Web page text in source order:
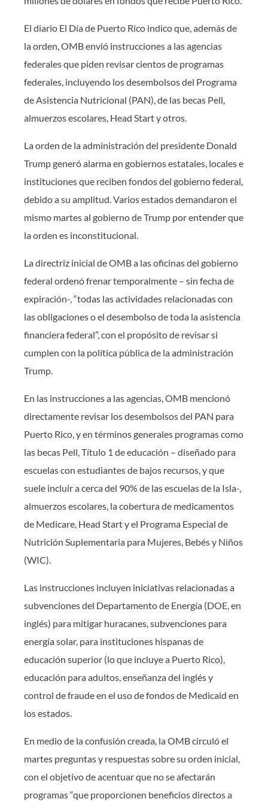
El diario El Día de Puerto Rico indico que, además de
la orden, OMB envió instrucciones a las agencias
federales que piden revisar cientos de programas
federales, incluyendo los desembolsos del Programa
de Asistencia Nutricional (PAN), de las becas Pell,
almuerzos escolares, Head Start y otros.
La orden de la administración del presidente Donald
Trump generó alarma en gobiernos estatales, locales e
instituciones que reciben fondos del gobierno federal,
debido a su amplitud. Varios estados demandaron el
mismo martes al gobierno de Trump por entender que
la orden es inconstitucional.
La directriz inicial de OMB a las oficinas del gobierno
federal ordenó frenar temporalmente – sin fecha de
expiración-, “todas las actividades relacionadas con
las obligaciones o el desembolso de toda la asistencia
financiera federal”, con el propósito de revisar si
cumplen con la política pública de la administración
Trump.
En las instrucciones a las agencias, OMB mencionó
directamente revisar los desembolsos del PAN para
Puerto Rico, y en términos generales programas como
las becas Pell, Título 1 de educación – diseñado para
escuelas con estudiantes de bajos recursos, y que
suele incluir a cerca del 90% de las escuelas de la Isla-,
almuerzos escolares, la cobertura de medicamentos
de Medicare, Head Start y el Programa Especial de
Nutrición Suplementaria para Mujeres, Bebés y Niños
(WIC).
Las instrucciones incluyen iniciativas relacionadas a
subvenciones del Departamento de Energía (DOE, en
inglés) para mitigar huracanes, subvenciones para
energía solar, para instituciones hispanas de
educación superior (lo que incluye a Puerto Rico),
educación para adultos, enseñanza del inglés y
control de fraude en el uso de fondos de Medicaid en
los estados.
En medio de la confusión creada, la OMB circuló el
martes preguntas y respuestas sobre su orden inicial,
con el objetivo de acentuar que no se afectarán
programas “que proporcionen beneficios directos a